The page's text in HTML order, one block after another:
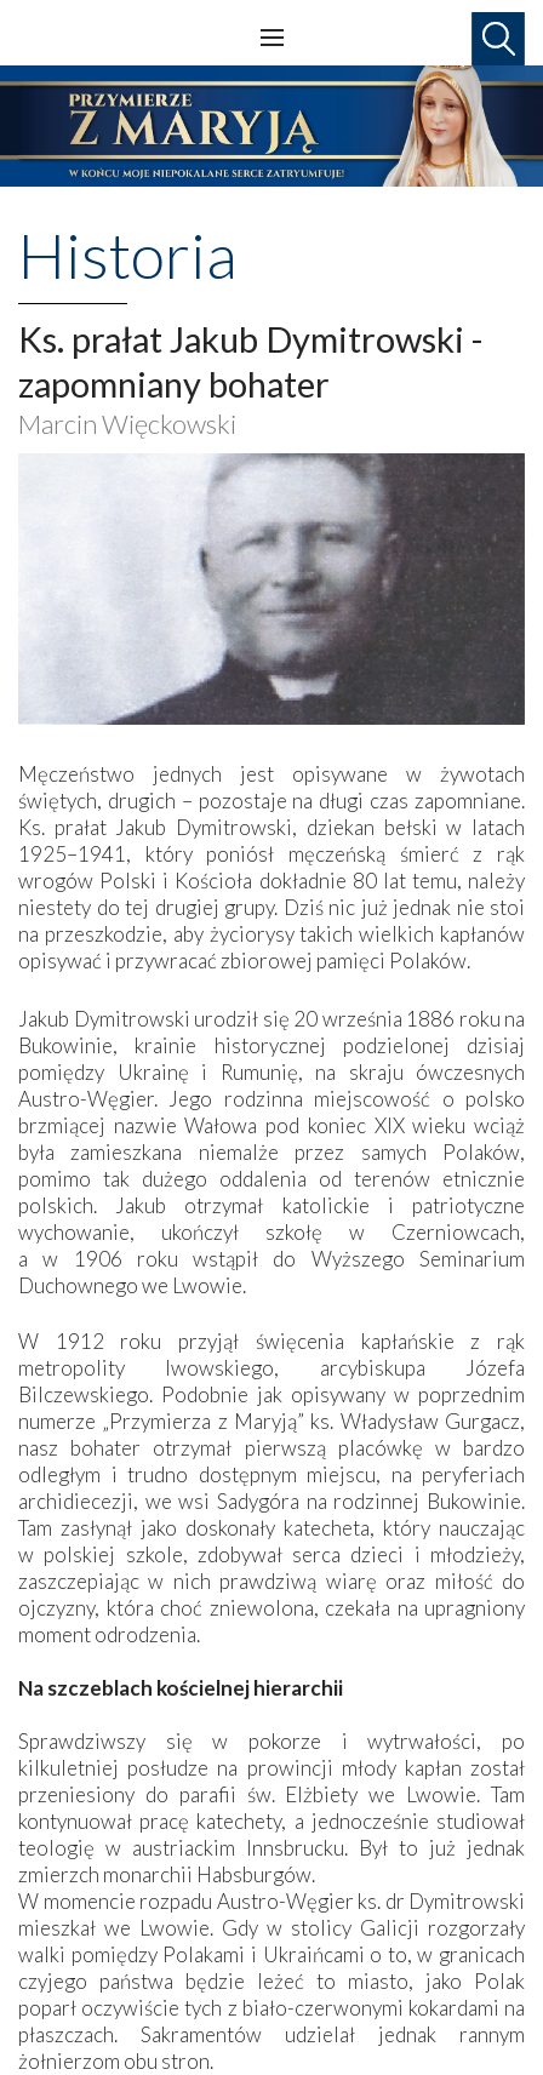
Historia
Ks. prałat Jakub Dymitrowski -
zapomniany bohater
Marcin Więckowski
Męczeństwo jednych jest opisywane w żywotach
świętych, drugich – pozostaje na długi czas zapomniane.
Ks. prałat Jakub Dymitrowski, dziekan bełski w latach
1925–1941, który poniósł męczeńską śmierć z rąk
wrogów Polski i Kościoła dokładnie 80 lat temu, należy
niestety do tej drugiej grupy. Dziś nic już jednak nie stoi
na przeszkodzie, aby życiorysy takich wielkich kapłanów
opisywać i przywracać zbiorowej pamięci Polaków.
Jakub Dymitrowski urodził się 20 września 1886 roku na
Bukowinie, krainie historycznej podzielonej dzisiaj
pomiędzy Ukrainę i Rumunię, na skraju ówczesnych
Austro-Węgier. Jego rodzinna miejscowość o polsko
brzmiącej nazwie Wałowa pod koniec XIX wieku wciąż
była zamieszkana niemalże przez samych Polaków,
pomimo tak dużego oddalenia od terenów etnicznie
polskich. Jakub otrzymał katolickie i patriotyczne
wychowanie, ukończył szkołę w Czerniowcach,
a w 1906 roku wstąpił do Wyższego Seminarium
Duchownego we Lwowie.
W 1912 roku przyjął święcenia kapłańskie z rąk
metropolity lwowskiego, arcybiskupa Józefa
Bilczewskiego. Podobnie jak opisywany w poprzednim
numerze „Przymierza z Maryją” ks. Władysław Gurgacz,
nasz bohater otrzymał pierwszą placówkę w bardzo
odległym i trudno dostępnym miejscu, na peryferiach
archidiecezji, we wsi Sadygóra na rodzinnej Bukowinie.
Tam zasłynął jako doskonały katecheta, który nauczając
w polskiej szkole, zdobywał serca dzieci i młodzieży,
zaszczepiając w nich prawdziwą wiarę oraz miłość do
ojczyzny, która choć zniewolona, czekała na upragniony
moment odrodzenia.
Na szczeblach kościelnej hierarchii
Sprawdziwszy się w pokorze i wytrwałości, po
kilkuletniej posłudze na prowincji młody kapłan został
przeniesiony do parafii św. Elżbiety we Lwowie. Tam
kontynuował pracę katechety, a jednocześnie studiował
teologię w austriackim Innsbrucku. Był to już jednak
zmierzch monarchii Habsburgów.
W momencie rozpadu Austro-Węgier ks. dr Dymitrowski
mieszkał we Lwowie. Gdy w stolicy Galicji rozgorzały
walki pomiędzy Polakami i Ukraińcami o to, w granicach
czyjego państwa będzie leżeć to miasto, jako Polak
poparł oczywiście tych z biało-czerwonymi kokardami na
płaszczach. Sakramentów udzielał jednak rannym
żołnierzom obu stron.